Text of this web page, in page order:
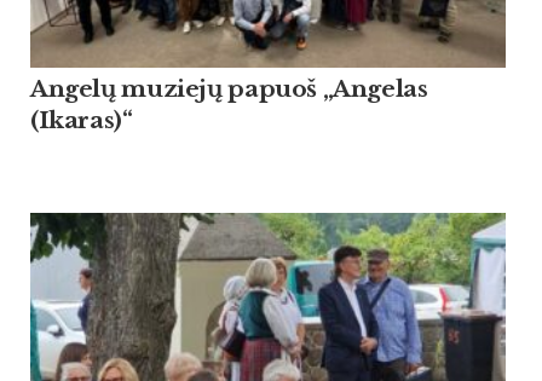
Angelų muziejų papuoš „Angelas
(Ikaras)“